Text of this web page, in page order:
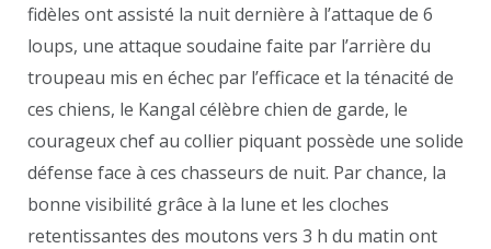
fidèles ont assisté la nuit dernière à l’attaque de 6
loups, une attaque soudaine faite par l’arrière du
troupeau mis en échec par l’efficace et la ténacité de
ces chiens, le Kangal célèbre chien de garde, le
courageux chef au collier piquant possède une solide
défense face à ces chasseurs de nuit. Par chance, la
bonne visibilité grâce à la lune et les cloches
retentissantes des moutons vers 3 h du matin ont